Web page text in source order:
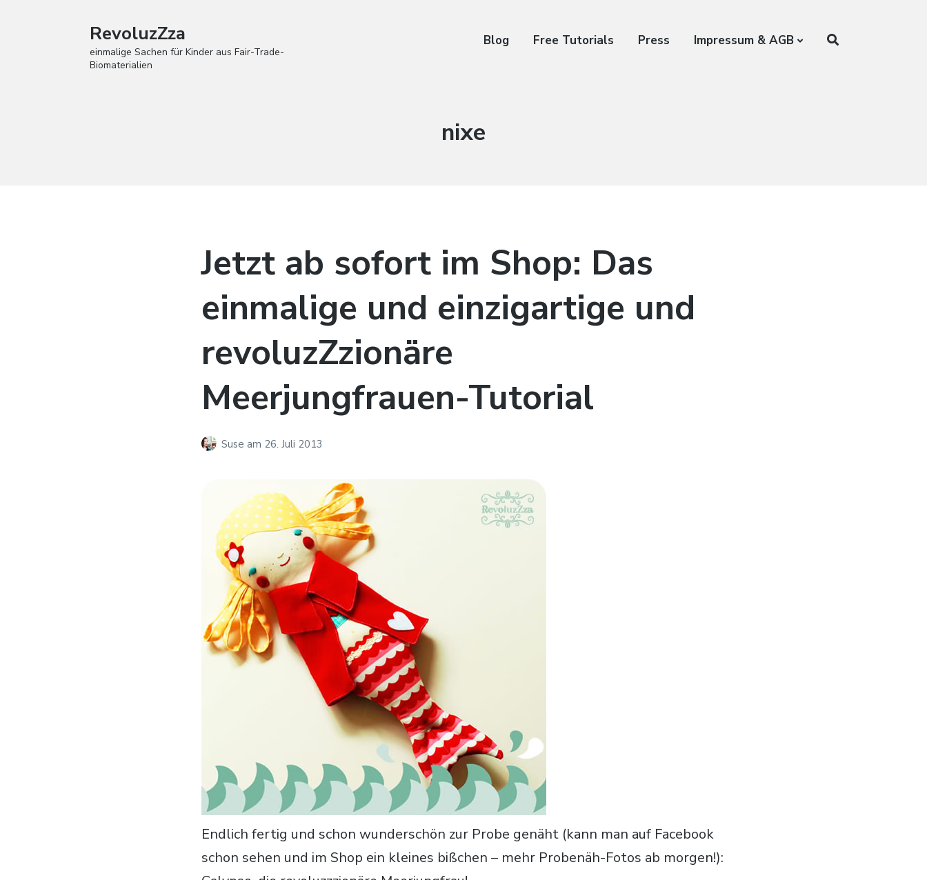
RevoluzZza
einmalige Sachen für Kinder aus Fair-Trade-
Biomaterialien
Blog Free Tutorials Press Impressum & AGB
Schlagwort:
nixe
Jetzt ab sofort im Shop: Das
einmalige und einzigartige und
revoluzZzionäre
Meerjungfrauen-Tutorial
Suseam 26. Juli 2013
Endlich fertig und schon wunderschön zur Probe genäht (kann man auf Facebook
schon sehen und im Shop ein kleines bißchen – mehr Probenäh-Fotos ab morgen!):